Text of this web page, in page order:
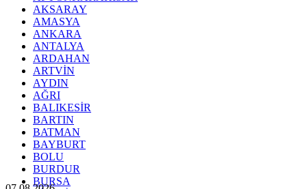
AKSARAY
AMASYA
ANKARA
ANTALYA
ARDAHAN
ARTVİN
AYDIN
AĞRI
BALIKESİR
BARTIN
BATMAN
BAYBURT
BOLU
BURDUR
BURSA